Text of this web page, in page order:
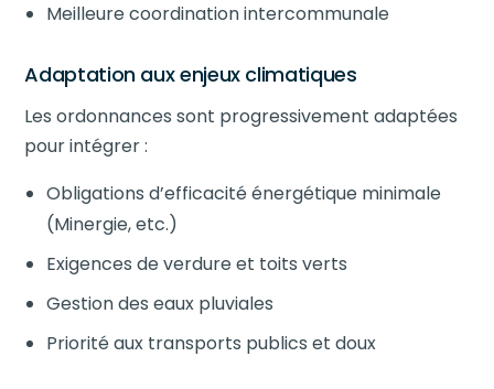
Meilleure coordination intercommunale
Adaptation aux enjeux climatiques
Les ordonnances sont progressivement adaptées
pour intégrer :
Obligations d’efficacité énergétique minimale
(Minergie, etc.)
Exigences de verdure et toits verts
Gestion des eaux pluviales
Priorité aux transports publics et doux